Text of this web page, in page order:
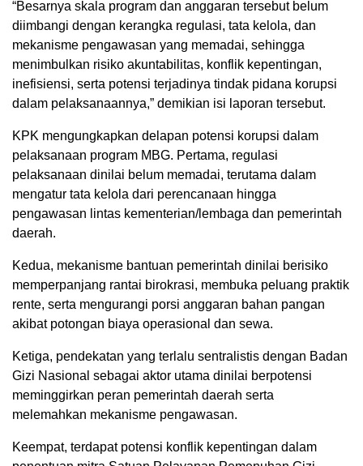
“Besarnya skala program dan anggaran tersebut belum
diimbangi dengan kerangka regulasi, tata kelola, dan
mekanisme pengawasan yang memadai, sehingga
menimbulkan risiko akuntabilitas, konflik kepentingan,
inefisiensi, serta potensi terjadinya tindak pidana korupsi
dalam pelaksanaannya,” demikian isi laporan tersebut.
KPK mengungkapkan delapan potensi korupsi dalam
pelaksanaan program MBG. Pertama, regulasi
pelaksanaan dinilai belum memadai, terutama dalam
mengatur tata kelola dari perencanaan hingga
pengawasan lintas kementerian/lembaga dan pemerintah
daerah.
Kedua, mekanisme bantuan pemerintah dinilai berisiko
memperpanjang rantai birokrasi, membuka peluang praktik
rente, serta mengurangi porsi anggaran bahan pangan
akibat potongan biaya operasional dan sewa.
Ketiga, pendekatan yang terlalu sentralistis dengan Badan
Gizi Nasional sebagai aktor utama dinilai berpotensi
meminggirkan peran pemerintah daerah serta
melemahkan mekanisme pengawasan.
Keempat, terdapat potensi konflik kepentingan dalam